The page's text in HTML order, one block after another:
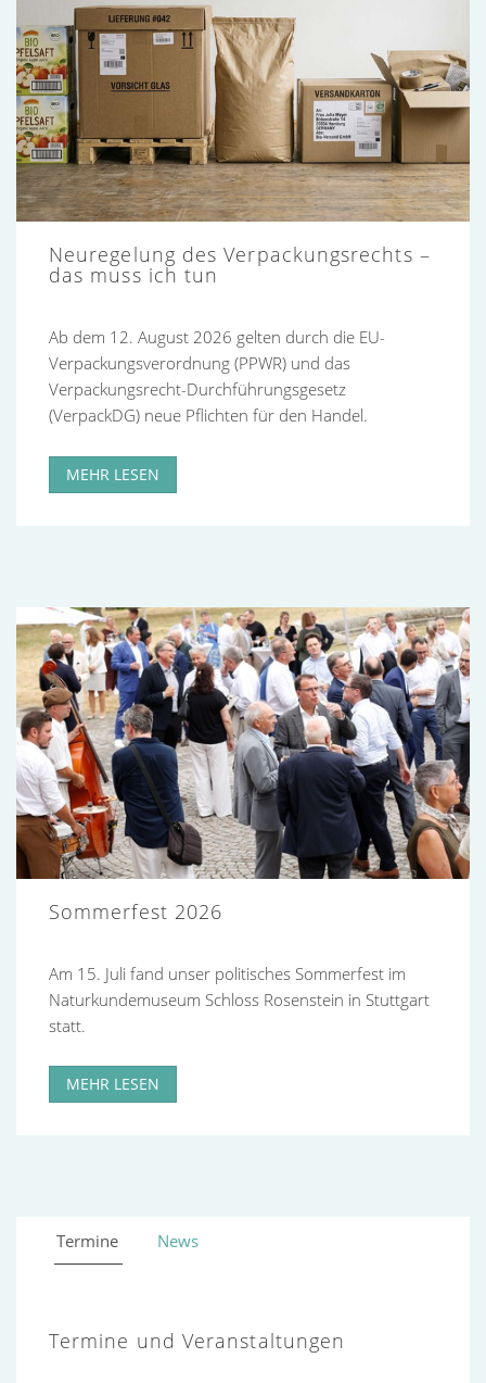
Neuregelung des Verpackungsrechts –
das muss ich tun
Ab dem 12. August 2026 gelten durch die EU-
Verpackungsverordnung (PPWR) und das
Verpackungsrecht-Durchführungsgesetz
(VerpackDG) neue Pflichten für den Handel.
MEHR LESEN
Sommerfest 2026
Am 15. Juli fand unser politisches Sommerfest im
Naturkundemuseum Schloss Rosenstein in Stuttgart
statt.
MEHR LESEN
Termine News
Termine und Veranstaltungen